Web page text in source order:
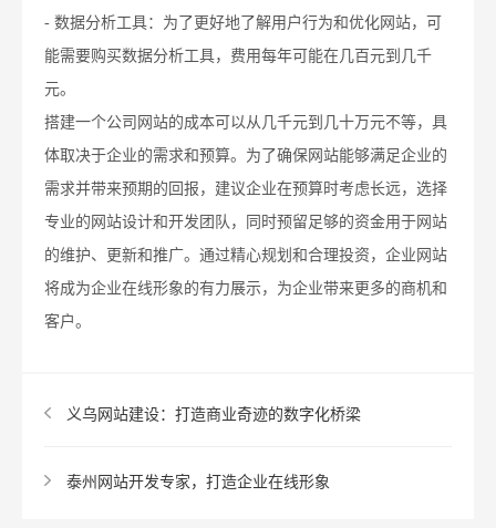
- 数据分析工具：为了更好地了解用户行为和优化网站，可
能需要购买数据分析工具，费用每年可能在几百元到几千
元。
搭建一个公司网站的成本可以从几千元到几十万元不等，具
体取决于企业的需求和预算。为了确保网站能够满足企业的
需求并带来预期的回报，建议企业在预算时考虑长远，选择
专业的网站设计和开发团队，同时预留足够的资金用于网站
的维护、更新和推广。通过精心规划和合理投资，企业网站
将成为企业在线形象的有力展示，为企业带来更多的商机和
客户。
义乌网站建设：打造商业奇迹的数字化桥梁
泰州网站开发专家，打造企业在线形象